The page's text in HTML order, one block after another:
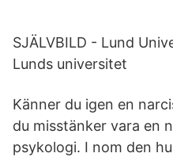
SJÄLVBILD - Lund
Lunds universitet
Känner du igen en
du misstänker vara en
psykologi. I nom den